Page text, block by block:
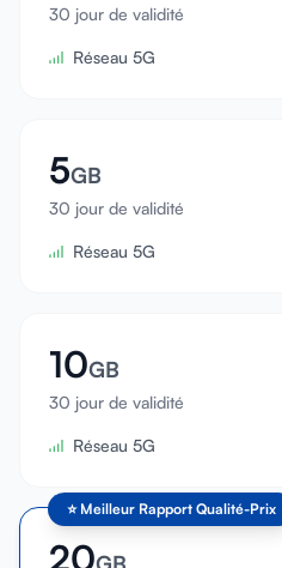
30 jour de validité
Réseau 5G
5GB
30 jour de validité
Réseau 5G
10GB
30 jour de validité
Réseau 5G
⭐ Meilleur Rapport Qualité-Prix
20